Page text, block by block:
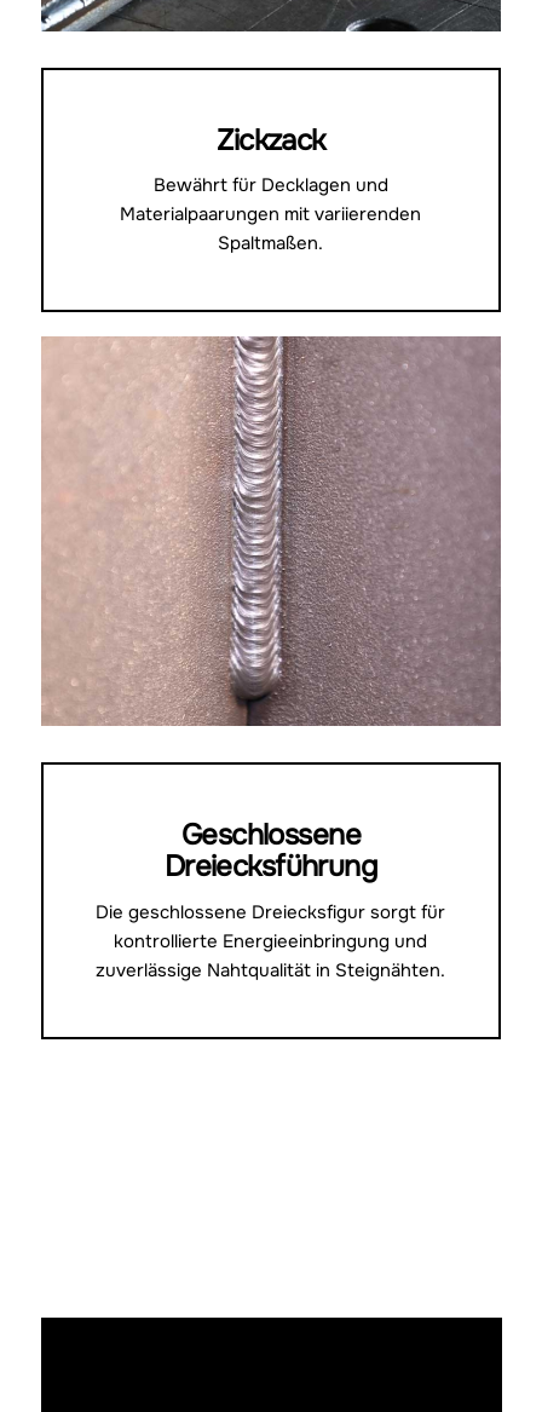
Zickzack
Bewährt für Decklagen und
Materialpaarungen mit variierenden
Spaltmaßen.
Geschlossene
Dreiecksführung
Die geschlossene Dreiecksfigur sorgt für
kontrollierte Energieeinbringung und
zuverlässige Nahtqualität in Steignähten.